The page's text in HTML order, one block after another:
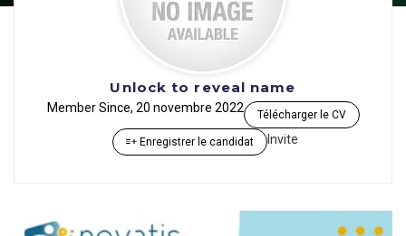
Unlock to reveal name
Member Since, 20 novembre 2022 Télécharger le CV
Enregistrer le candidat Invite